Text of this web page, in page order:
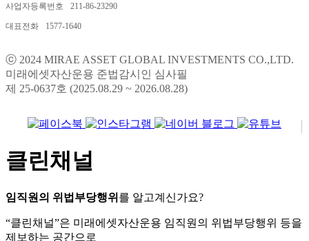
사업자등록번호 211-86-23290
대표전화 1577-1640
ⓒ 2024 MIRAE ASSET GLOBAL INVESTMENTS CO.,LTD.
미래에셋자산운용 준법감시인 심사필
제 25-0637호 (2025.08.29 ~ 2026.08.28)
클린채널
임직원의 위법부당행위 를 알고계신가요?
“클린채널”은 미래에셋자산운용 임직원의 위법부당행위 등을
제보하는 공간으로